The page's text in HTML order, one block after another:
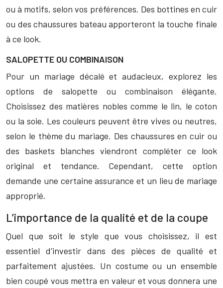
ou à motifs, selon vos préférences. Des bottines en cuir
ou des chaussures bateau apporteront la touche finale
à ce look.
SALOPETTE OU COMBINAISON
Pour un mariage décalé et audacieux, explorez les
options de salopette ou combinaison élégante.
Choisissez des matières nobles comme le lin, le coton
ou la soie. Les couleurs peuvent être vives ou neutres,
selon le thème du mariage. Des chaussures en cuir ou
des baskets blanches viendront compléter ce look
original et tendance. Cependant, cette option
demande une certaine assurance et un lieu de mariage
approprié.
L’importance de la qualité et de la coupe
Quel que soit le style que vous choisissez, il est
essentiel d’investir dans des pièces de qualité et
parfaitement ajustées. Un costume ou un ensemble
bien coupé vous mettra en valeur et vous donnera une